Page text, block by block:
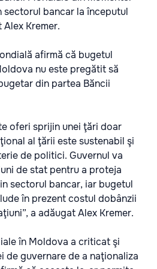
bancar la începutul
Alex Kremer.
afirmă că bugetul
nu este pregătit să
din partea Băncii
oferi sprijin unei ţări doar
al ţării este sustenabil şi
de politici. Guvernul va
de stat pentru a proteja
sectorul bancar, iar bugetul
în prezent costul dobânzii
a adăugat Alex Kremer.
în Moldova a criticat şi
guvernare de a naţionaliza